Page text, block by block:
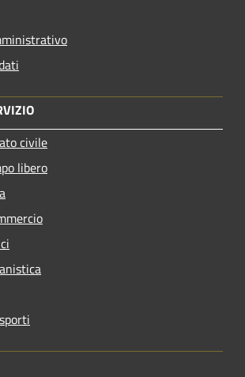
civile
libero